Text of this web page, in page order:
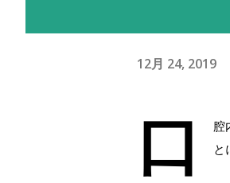
12月 24, 2019
口
腔
と